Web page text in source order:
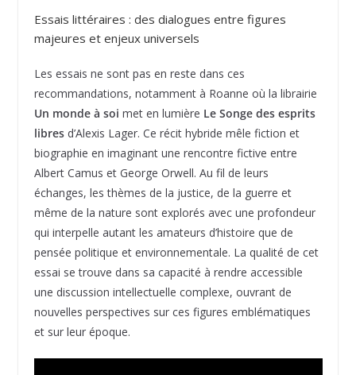
Essais littéraires : des dialogues entre figures
majeures et enjeux universels
Les essais ne sont pas en reste dans ces
recommandations, notamment à Roanne où la librairie
Un monde à soi met en lumière Le Songe des esprits
libresd’Alexis Lager. Ce récit hybride mêle fiction et
biographie en imaginant une rencontre fictive entre
Albert Camus et George Orwell. Au fil de leurs
échanges, les thèmes de la justice, de la guerre et
même de la nature sont explorés avec une profondeur
qui interpelle autant les amateurs d’histoire que de
pensée politique et environnementale. La qualité de cet
essai se trouve dans sa capacité à rendre accessible
une discussion intellectuelle complexe, ouvrant de
nouvelles perspectives sur ces figures emblématiques
et sur leur époque.